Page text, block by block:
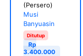
(Persero)
Musi
Banyuasin
Ditutup
Rp
3.400.000